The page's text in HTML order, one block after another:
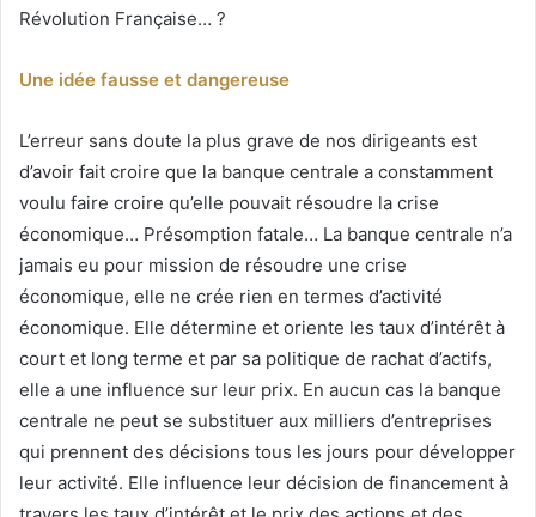
Révolution Française… ?
Une idée fausse et dangereuse
L’erreur sans doute la plus grave de nos dirigeants est
d’avoir fait croire que la banque centrale a constamment
voulu faire croire qu’elle pouvait résoudre la crise
économique… Présomption fatale… La banque centrale n’a
jamais eu pour mission de résoudre une crise
économique, elle ne crée rien en termes d’activité
économique. Elle détermine et oriente les taux d’intérêt à
court et long terme et par sa politique de rachat d’actifs,
elle a une influence sur leur prix. En aucun cas la banque
centrale ne peut se substituer aux milliers d’entreprises
qui prennent des décisions tous les jours pour développer
leur activité. Elle influence leur décision de financement à